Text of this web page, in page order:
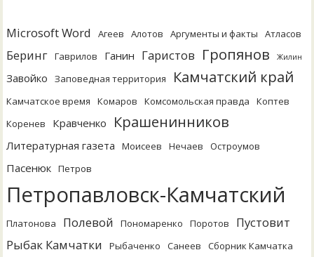
Microsoft Word Агеев Алотов Аргументы и факты Атласов
Беринг Гаврилов Ганин Гаристов Гропянов Жилин
Завойко Заповедная территория Камчатский край
Камчатское время Комаров Комсомольская правда
Коптев
Коренев
Кравченко Крашенинников
Литературная газета Моисеев Нечаев Остроумов
Пасенюк Петров
Петропавловск-Камчатский
Платонова Полевой Пономаренко Поротов
Пустовит
Рыбак Камчатки
Рыбаченко Санеев Сборник Камчатка